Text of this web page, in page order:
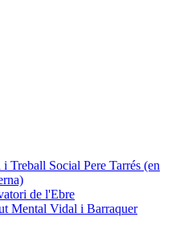
Treball Social Pere Tarrés (en
de l'Ebre
Mental Vidal i Barraquer